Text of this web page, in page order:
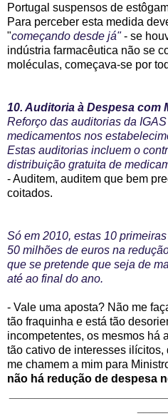
Portugal suspensos de
Para perceber esta medida
"começando desde já"- se
indústria farmacêutica não se
moléculas, começava-se por
10. Auditoria à Despesa com
Reforço das auditorias da
medicamentos nos
Estas auditorias incluem o
distribuição gratuita de
- Auditem, auditem que bem
coitados.
Só em 2010, estas 10
50 milhões de euros na
que se pretende que seja de
até ao final do ano.
- Vale uma aposta? Não me
tão fraquinha e está tão
incompetentes, os mesmos há
tão cativo de interesses
me chamem a mim para
não há redução de despesa